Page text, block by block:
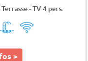
- TV 4 pers.
>